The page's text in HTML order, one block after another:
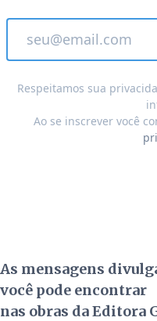
Respeitamos sua
Ao se inscrever você
As mensagens
você pode encontrar
nas obras da Editora